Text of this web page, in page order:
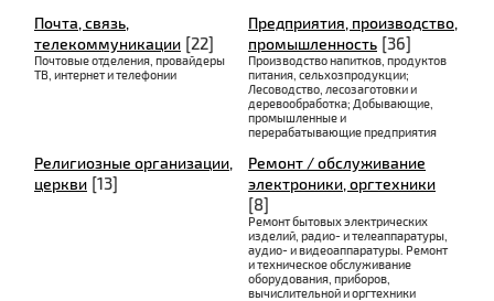
Почта, связь,
телекоммуникации [22]
Почтовые отделения, провайдеры
ТВ, интернет и телефонии
Предприятия, производство,
промышленность [36]
Производство напитков, продуктов
питания, сельхозпродукции;
Лесоводство, лесозаготовки и
деревообработка; Добывающие,
промышленные и
перерабатывающие предприятия
Религиозные организации,
церкви [13]
Ремонт / обслуживание
электроники, оргтехники
[8]
Ремонт бытовых электрических
изделий, радио- и телеаппаратуры,
аудио- и видеоаппаратуры. Ремонт
и техническое обслуживание
оборудования, приборов,
вычислительной и оргтехники